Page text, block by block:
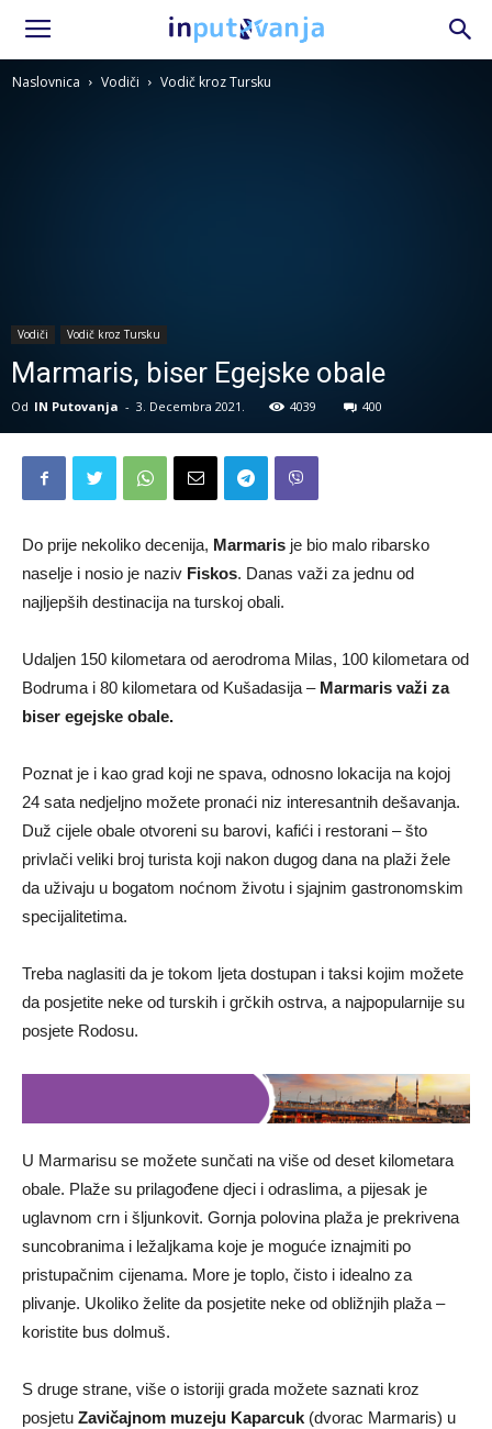
Naslovnica Vodiči Vodič kroz Tursku
Vodiči Vodič kroz Tursku
Marmaris, biser Egejske obale
Od IN Putovanja - 3. Decembra 2021. 4039 400
Do prije nekoliko decenija, Marmaris je bio malo ribarsko
naselje i nosio je naziv Fiskos. Danas važi za jednu od
najljepših destinacija na turskoj obali.
Udaljen 150 kilometara od aerodroma Milas, 100 kilometara od
Bodruma i 80 kilometara od Kušadasija – Marmaris važi za
biser egejske obale.
Poznat je i kao grad koji ne spava, odnosno lokacija na kojoj
24 sata nedjeljno možete pronaći niz interesantnih dešavanja.
Duž cijele obale otvoreni su barovi, kafići i restorani – što
privlači veliki broj turista koji nakon dugog dana na plaži žele
da uživaju u bogatom noćnom životu i sjajnim gastronomskim
specijalitetima.
Treba naglasiti da je tokom ljeta dostupan i taksi kojim možete
da posjetite neke od turskih i grčkih ostrva, a najpopularnije su
posjete Rodosu.
U Marmarisu se možete sunčati na više od deset kilometara
obale. Plaže su prilagođene djeci i odraslima, a pijesak je
uglavnom crn i šljunkovit. Gornja polovina plaža je prekrivena
suncobranima i ležaljkama koje je moguće iznajmiti po
pristupačnim cijenama. More je toplo, čisto i idealno za
plivanje. Ukoliko želite da posjetite neke od obližnjih plaža –
koristite bus dolmuš.
S druge strane, više o istoriji grada možete saznati kroz
posjetu Zavičajnom muzeju Kaparcuk (dvorac Marmaris) u